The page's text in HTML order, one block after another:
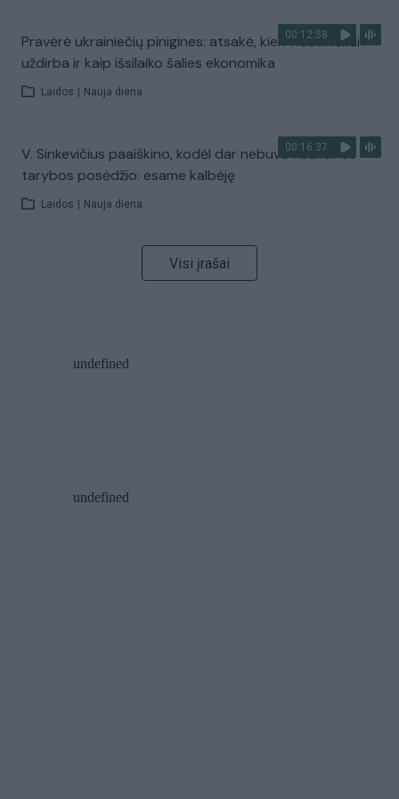
00:12:58
Pravėrė ukrainiečių pinigines: atsakė, kiek vidutiniškai
uždirba ir kaip išsilaiko šalies ekonomika
Laidos Nauja diena
00:16:37
V. Sinkevičius paaiškino, kodėl dar nebuvo Koalicinės
tarybos posėdžio: esame kalbėję
Laidos Nauja diena
Visi įrašai